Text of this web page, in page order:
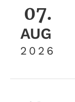
07.
AUG
2026